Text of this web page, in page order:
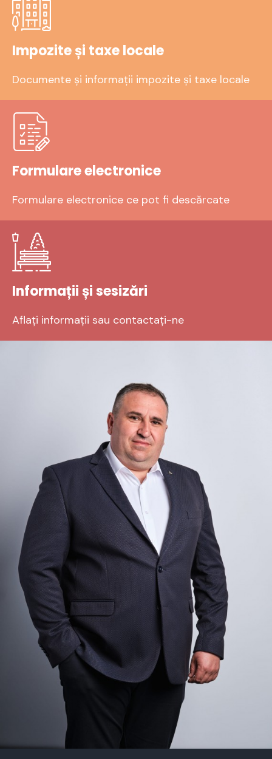
Impozite și taxe locale
Documente și informații impozite și taxe locale
Formulare electronice
Formulare electronice ce pot fi descărcate
Informații și sesizări
Aflați informații sau contactați-ne